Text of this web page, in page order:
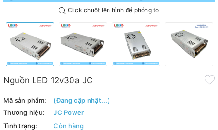
Click chuột lên hình để phóng to
Nguồn LED 12v30a JC
Mã sản phẩm:
(Đang cập nhật...)
Thương hiệu:
JC Power
Tình trạng:
Còn hàng